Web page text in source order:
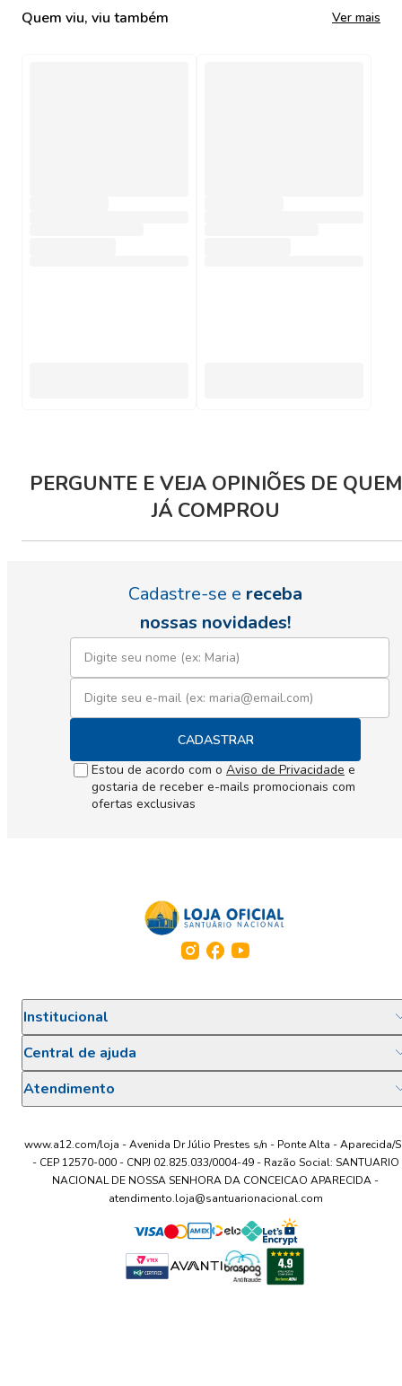
Quem viu, viu também Ver mais
PERGUNTE E VEJA OPINIÕES DE QUEM
JÁ COMPROU
Cadastre-se e receba
nossas novidades!
CADASTRAR
Estou de acordo com o Aviso de Privacidade e
gostaria de receber e-mails promocionais com
ofertas exclusivas
Institucional
Central de ajuda
Atendimento
www.a12.com/loja - Avenida Dr Júlio Prestes s/n - Ponte Alta - Aparecida/
- CEP 12570-000 - CNPJ 02.825.033/0004-49 - Razão Social: SANTUARIO
NACIONAL DE NOSSA SENHORA DA CONCEICAO APARECIDA -
atendimento.loja@santuarionacional.com